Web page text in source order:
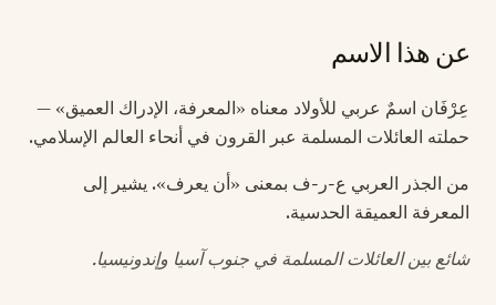
عن هذا الاسم
عِرْفَان اسمٌ عربي للأولاد معناه «المعرفة، الإدراك العميق» —
حملته العائلات المسلمة عبر القرون في أنحاء العالم الإسلامي.
من الجذر العربي ع-ر-ف بمعنى «أن يعرف». يشير إلى
المعرفة العميقة الحدسية.
شائع بين العائلات المسلمة في جنوب آسيا وإندونيسيا.